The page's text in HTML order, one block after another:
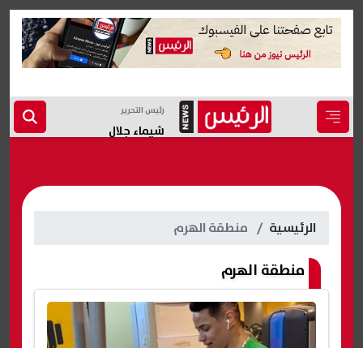
رئيس التحرير
شيماء جلال
الرئيسية منطقة الهرم
منطقة الهرم